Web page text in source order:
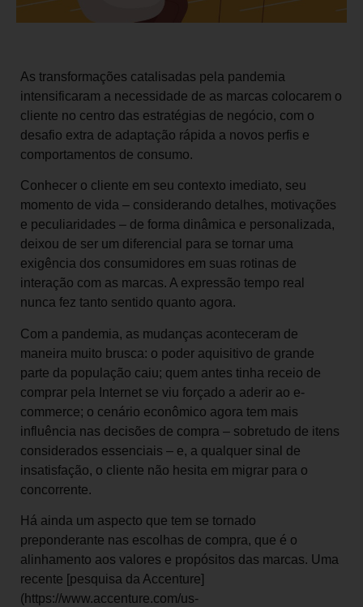
As transformações catalisadas pela pandemia
intensificaram a necessidade de as marcas colocarem o
cliente no centro das estratégias de negócio, com o
desafio extra de adaptação rápida a novos perfis e
comportamentos de consumo.
Conhecer o cliente em seu contexto imediato, seu
momento de vida – considerando detalhes, motivações
e peculiaridades – de forma dinâmica e personalizada,
deixou de ser um diferencial para se tornar uma
exigência dos consumidores em suas rotinas de
interação com as marcas. A expressão tempo real
nunca fez tanto sentido quanto agora.
Com a pandemia, as mudanças aconteceram de
maneira muito brusca: o poder aquisitivo de grande
parte da população caiu; quem antes tinha receio de
comprar pela Internet se viu forçado a aderir ao e-
commerce; o cenário econômico agora tem mais
influência nas decisões de compra – sobretudo de itens
considerados essenciais – e, a qualquer sinal de
insatisfação, o cliente não hesita em migrar para o
concorrente.
Há ainda um aspecto que tem se tornado
preponderante nas escolhas de compra, que é o
alinhamento aos valores e propósitos das marcas. Uma
recente [pesquisa da Accenture]
(https://www.accenture.com/us-